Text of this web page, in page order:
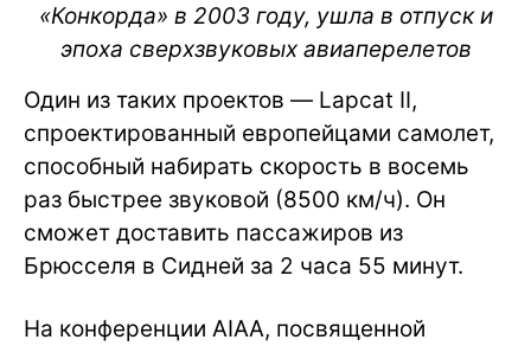
«Конкорда» в 2003 году, ушла в отпуск и
эпоха сверхзвуковых авиаперелетов
Один из таких проектов — Lapcat II,
спроектированный европейцами самолет,
способный набирать скорость в восемь
раз быстрее звуковой (8500 км/ч). Он
сможет доставить пассажиров из
Брюсселя в Сидней за 2 часа 55 минут.
На конференции AIAA, посвященной